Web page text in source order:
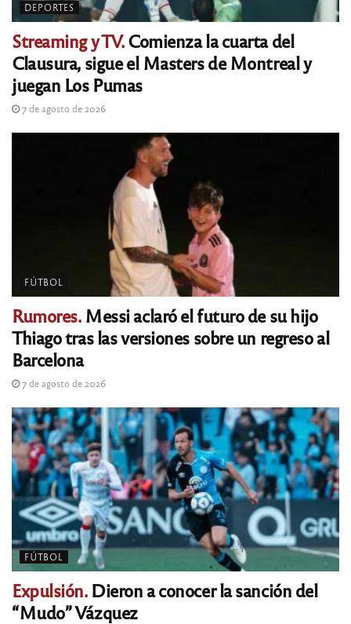
DEPORTES
Streaming y TV.Comienza la cuarta del
Clausura, sigue el Masters de Montreal y
juegan Los Pumas
7 de agosto de 2026
FÚTBOL
Rumores.Messi aclaró el futuro de su hijo
Thiago tras las versiones sobre un regreso al
Barcelona
7 de agosto de 2026
FÚTBOL
Expulsión.Dieron a conocer la sanción del
“Mudo” Vázquez